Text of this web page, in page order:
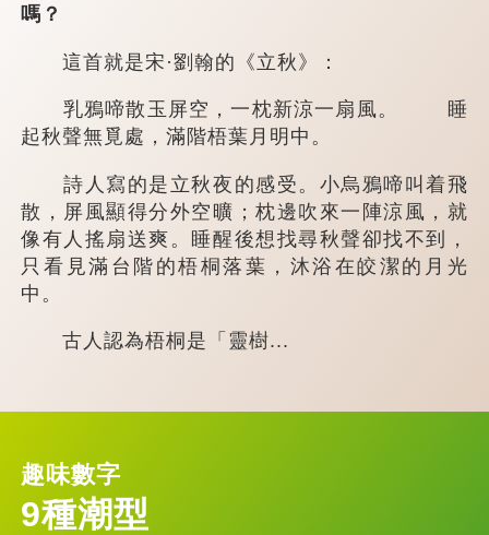
嗎？
這首就是宋·劉翰的《立秋》：
乳鴉啼散玉屏空，一枕新涼一扇風。 睡
起秋聲無覓處，滿階梧葉月明中。
詩人寫的是立秋夜的感受。小烏鴉啼叫着飛
散，屏風顯得分外空曠；枕邊吹來一陣涼風，就
像有人搖扇送爽。睡醒後想找尋秋聲卻找不到，
只看見滿台階的梧桐落葉，沐浴在皎潔的月光
中。
古人認為梧桐是「靈樹...
趣味數字
9種潮型